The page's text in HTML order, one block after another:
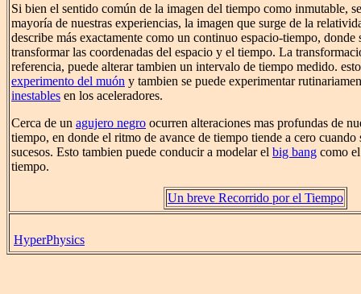
Si bien el sentido común de la imagen del tiempo como inmutable,
mayoría de nuestras experiencias, la imagen que surge de la
describe más exactamente como un continuo espacio-tiempo, donde
transformar las coordenadas del espacio y el tiempo. La
referencia, puede alterar tambien un intervalo de tiempo medido.
experimento del muón y tambien se puede experimentar
inestables en los aceleradores.
Cerca de un agujero negro ocurren alteraciones mas profundas de
tiempo, en donde el ritmo de avance de tiempo tiende a cero cuando
sucesos. Esto tambien puede conducir a modelar el big bang como
tiempo.
Un breve Recorrido por el Tiempo
HyperPhysics